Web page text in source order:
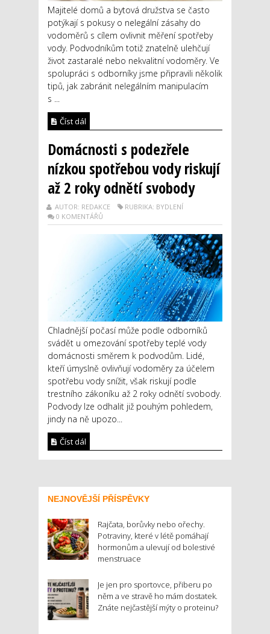
Majitelé domů a bytová družstva se často
potýkají s pokusy o nelegální zásahy do
vodoměrů s cílem ovlivnit měření spotřeby
vody. Podvodníkům totiž znatelně ulehčují
život zastaralé nebo nekvalitní vodoměry. Ve
spolupráci s odborníky jsme připravili několik
tipů, jak zabránit nelegálním manipulacím
s ...
Číst dál
Domácnosti s podezřele
nízkou spotřebou vody riskují
až 2 roky odnětí svobody
AUTOR: REDAKCE
RUBRIKA: BYDLENÍ
0 KOMENTÁŘŮ
Chladnější počasí může podle odborníků
svádět u omezování spotřeby teplé vody
domácnosti směrem k podvodům. Lidé,
kteří úmyslně ovlivňují vodoměry za účelem
spotřebu vody snížit, však riskují podle
trestního zákoníku až 2 roky odnětí svobody.
Podvody lze odhalit již pouhým pohledem,
jindy na ně upozo...
Číst dál
NEJNOVĚJŠÍ PŘÍSPĚVKY
Rajčata, borůvky nebo ořechy.
Potraviny, které v létě pomáhají
hormonům a ulevují od bolestivé
menstruace
Je jen pro sportovce, přiberu po
něm a ve stravě ho mám dostatek.
Znáte nejčastější mýty o proteinu?